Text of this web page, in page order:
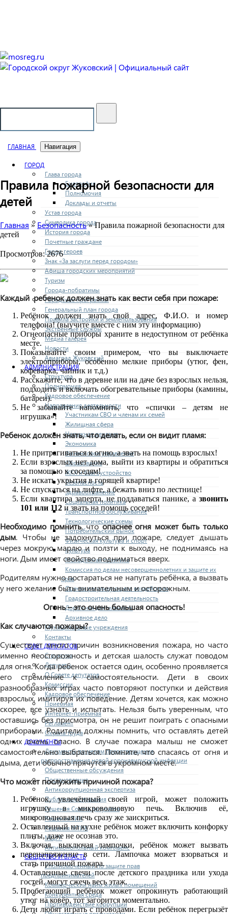
ГЛАВНАЯ Навигация
ГОРОД
Глава города
Биография
Полномочия
Доклады и отчеты
Устав города
Символика города
История города
Почетные граждане
Город героев
Знак «За заслуги перед городом»
Афиша городских мероприятий
Туризм
Города-побратимы
Городские программы
Генеральный план города
Правила застройки и землепользования
Экстренные службы
Медиа галерея
Новости
Авиаград Жуковский
АДМИНИСТРАЦИЯ
Структура
Полномочия
Кадровое обеспечение
Направления деятельности
Участникам СВО и членам их семей
Жилищная сфера
Наружная реклама
Экономика
Финансовое управление
Образование
ЖКХ и благоустройство
Безопасность
Здравоохранение
Социальная политика
Транспортное обслуживание
Технологические схемы
Потребительский рынок
Физическая культура и спорт
Культура
Молодежная политика
Комиссия по делам несовершеннолетних и защите их
прав
Оценка регулирующего воздействия
Градостроительная деятельность
Дорожная деятельность
Архивное дело
Муниципальные учреждения
Контакты
СОВЕТ ДЕПУТАТОВ
Структура
Депутаты
О Совете депутатов
Комиссии
Кадровое обеспечение
Приемная
Интернет-приемная
Регламент
Охрана труда
ДОКУМЕНТЫ
Документы по мерам предотвращения
распространения новой коронавирусной инфекции
Общественные обсуждения
Постановления
Антикоррупционная экспертиза
Публичные слушания
Решения Совета депутатов
Решения ТИК
Решения МТИК
МЦУР
Антимонопольный комплаенс
ОБЩЕСТВО И ВЛАСТЬ
Уполномоченный по защите прав
предпринимателей
Коммерческий найм жилых помещений
Конкурентная среда
Противодействие коррупции
Правила пожарной безопасности для
детей
Главная » Безопасность» Правила пожарной безопасности для
детей
Просмотров: 2676
Каждый ребенок должен знать как вести себя при пожаре:
Ребёнок должен знать свой адрес, Ф.И.О. и номер
телефона! (выучите вместе с ним эту информацию)
Огнеопасные приборы храните в недоступном от ребёнка
месте.
Показывайте своим примером, что вы выключаете
электроприборы, особенно мелкие приборы (утюг, фен,
кофеварка, чайник и т.д.)
Расскажите, что в деревне или на даче без взрослых нельзя,
подходить и включать обогревательные приборы (камины,
батареи).
Не забывайте напомнить, что «спички – детям не
игрушка»!
Ребенок должен знать, что делать, если он видит пламя:
Не притрагиваться к огню, а звать на помощь взрослых!
Если взрослых нет дома, выйти из квартиры и обратиться
за помощью к соседям!
Не искать укрытия в горящей квартире!
Не спускаться на лифте, а бежать вниз по лестнице!
Если квартира заперта, не поддаваться панике, а звонить
101 или 112 и звать на помощь соседей!
Необходимо помнить, чтоопаснее огня может быть только
дым. Чтобы не задохнуться при пожаре, следует дышать
через мокрую марлю и ползти к выходу, не поднимаясь на
ноги. Дым имеет свойство подниматься вверх.
Родителям нужно постараться не напугать ребёнка, а вызвать
у него желание быть внимательным и осторожным.
Огонь – это очень большая опасность!
Как случаются пожары?
Существует много причин возникновения пожара, но часто
именно неосторожность и детская шалость служат поводом
для огня. Когда ребенок остается один, особенно проявляется
его стремление к самостоятельности. Дети в своих
разнообразных играх часто повторяют поступки и действия
взрослых, имитируя их поведение. Детям хочется, как можно
скорее, все узнать и испытать. Нельзя быть уверенным, что
оставшись без присмотра, он не решит поиграть с опасными
приборами. Родители должны помнить, что оставлять детей
одних очень опасно. В случае пожара малыш не сможет
самостоятельно выбраться. Помните, что спасаясь от огня и
дыма, дети обычно прячутся в укромном месте.
Что может послужить причиной пожара?
Ребёнок, увлечённый своей игрой, может положить
игрушку в микроволновую печь. Включив её,
микроволновая печь сразу же заискриться.
Оставленный на кухне ребёнок может включить конфорку
плиты, даже не осознав это.
Включая, выключая лампочки, ребёнок может вызвать
перенапряжение в сети. Лампочка может взорваться и
стать причиной пожара.
Оставленные свечи после детского праздника или ухода
гостей, могут сжечь весь этаж.
Пробегающий ребёнок может опрокинуть работающий
утюг на ковёр, тот загорится моментально.
Дети любят играть с проводами. Если ребёнок перегрызёт